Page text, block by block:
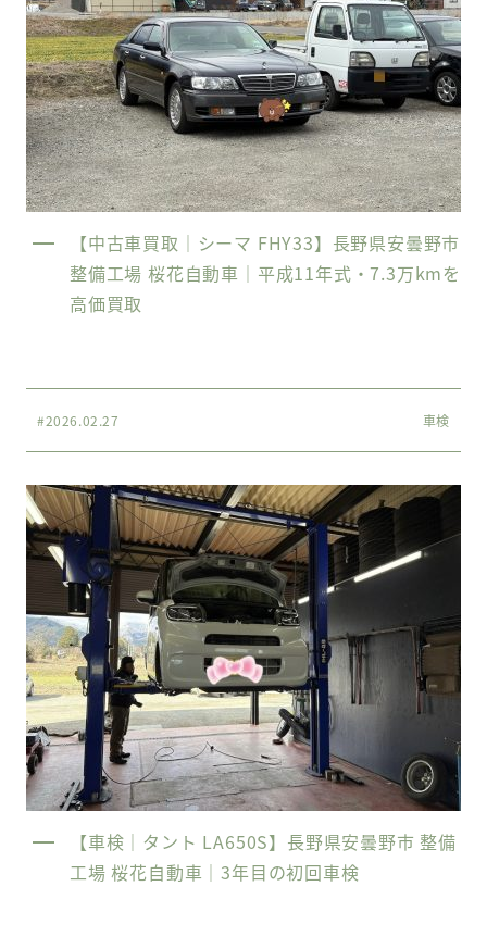
【中古車買取｜シーマ FHY33】長野県安曇野市
整備工場 桜花自動車｜平成11年式・7.3万kmを
高価買取
#2026.02.27 車検
【車検｜タント LA650S】長野県安曇野市 整備
工場 桜花自動車｜3年目の初回車検